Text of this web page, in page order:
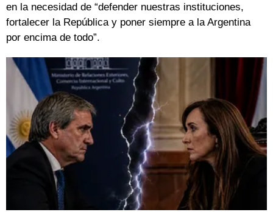
en la necesidad de “defender nuestras instituciones,
fortalecer la República y poner siempre a la Argentina
por encima de todo”.